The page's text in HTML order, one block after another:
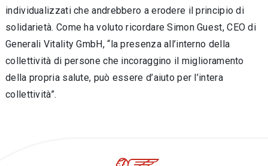
individualizzati che andrebbero a erodere il principio di
solidarietà. Come ha voluto ricordare Simon Guest, CEO di
Generali Vitality GmbH, “la presenza all’interno della
collettività di persone che incoraggino il miglioramento
della propria salute, può essere d’aiuto per l’intera
collettività”.